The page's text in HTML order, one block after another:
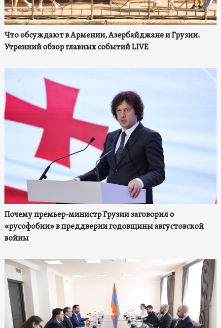
Что обсуждают в Армении, Азербайджане и Грузии.
Утренний обзор главных событий LIVE
Почему премьер-министр Грузии заговорил о
«русофобии» в преддверии годовщины августовской
войны